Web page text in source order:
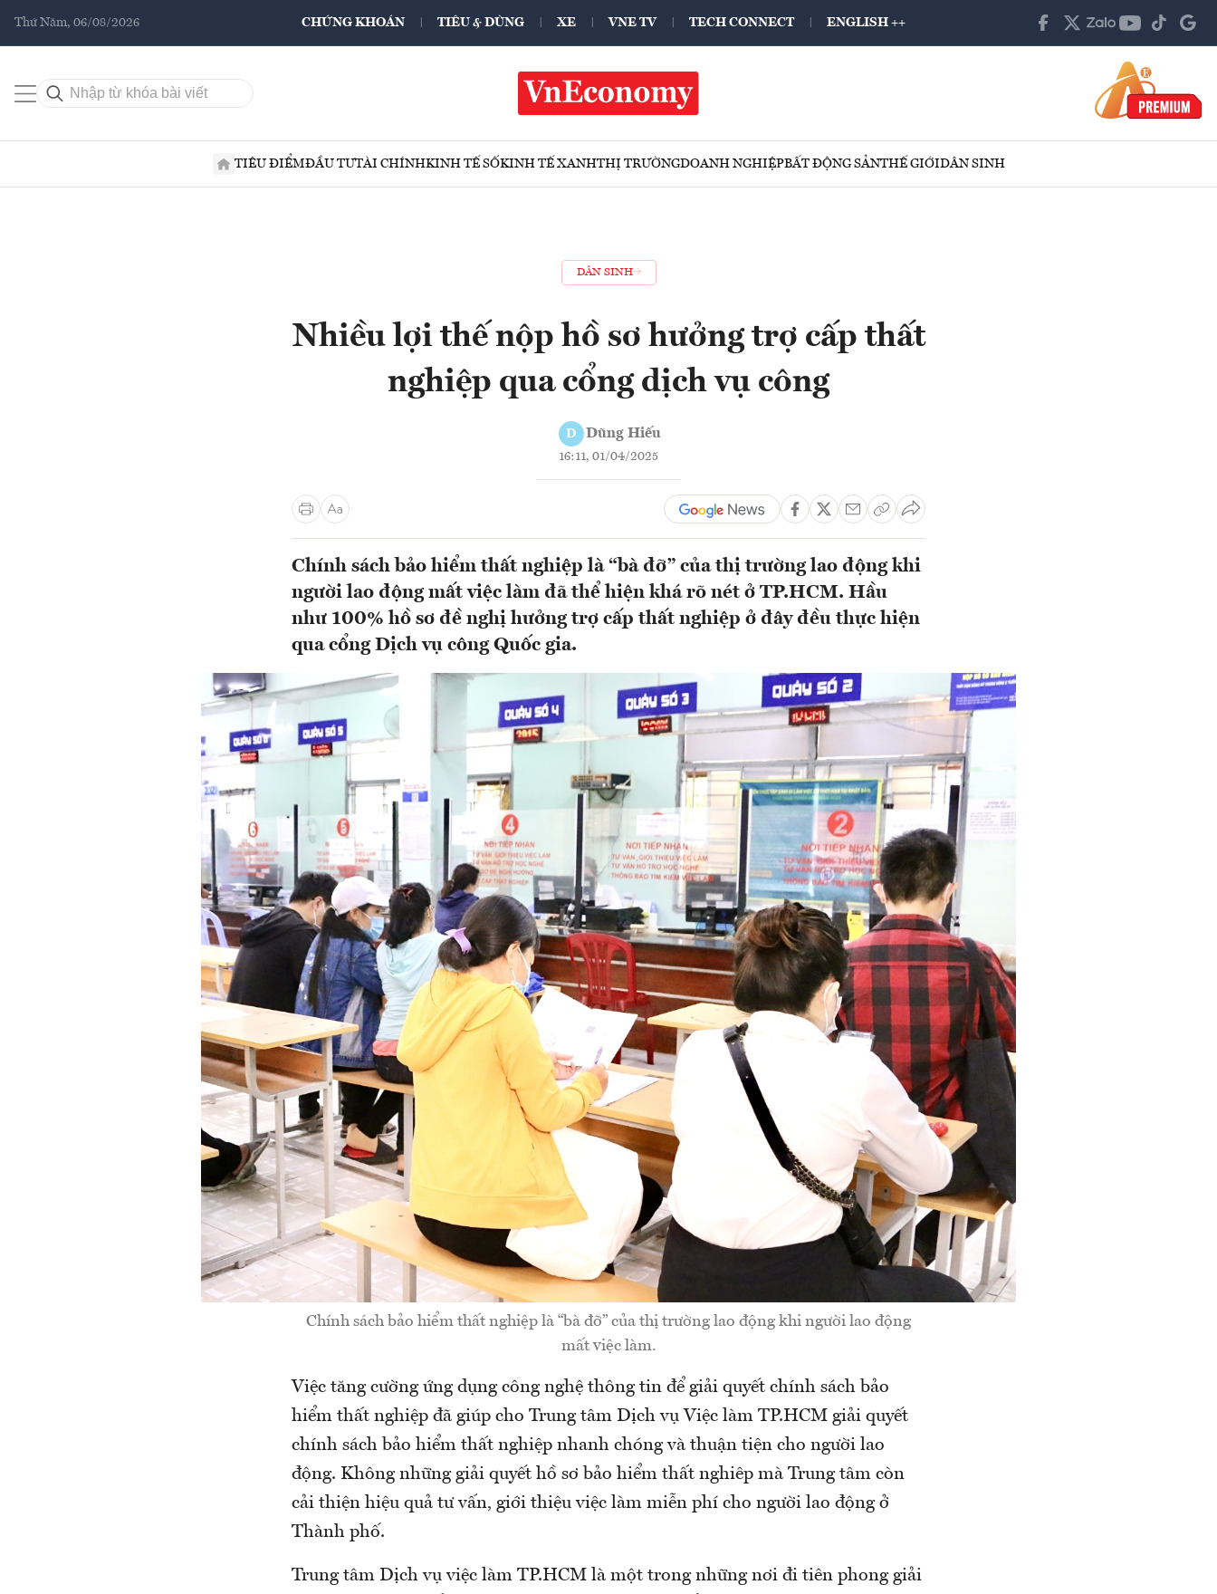
Thứ Năm, 06/08/2026 CHỨNG KHOÁN TIÊU & DÙNG XE VNE TV TECH CONNECT ENGLISH ++
TIÊU ĐIỂMĐẦU TƯTÀI CHÍNHKINH TẾ SỐKINH TẾ XANHTHỊ TRƯỜNGDOANH NGHIỆPBẤT ĐỘNG SẢNTHẾ GIỚIDÂN SINH
DÂN SINH
Nhiều lợi thế nộp hồ sơ hưởng trợ cấp thất
nghiệp qua cổng dịch vụ công
D Dũng Hiếu
16:11, 01/04/2025
Chính sách bảo hiểm thất nghiệp là “bà đỡ” của thị trường lao động khi
người lao động mất việc làm đã thể hiện khá rõ nét ở TP.HCM. Hầu
như 100% hồ sơ đề nghị hưởng trợ cấp thất nghiệp ở đây đều thực hiện
qua cổng Dịch vụ công Quốc gia.
Chính sách bảo hiểm thất nghiệp là “bà đỡ” của thị trường lao động khi người lao động
mất việc làm.
Việc tăng cường ứng dụng công nghệ thông tin để giải quyết chính sách bảo
hiểm thất nghiệp đã giúp cho Trung tâm Dịch vụ Việc làm TP.HCM giải quyết
chính sách bảo hiểm thất nghiệp nhanh chóng và thuận tiện cho người lao
động. Không những giải quyết hồ sơ bảo hiểm thất nghiêp mà Trung tâm còn
cải thiện hiệu quả tư vấn, giới thiệu việc làm miễn phí cho người lao động ở
Thành phố.
Trung tâm Dịch vụ việc làm TP.HCM là một trong những nơi đi tiên phong giải